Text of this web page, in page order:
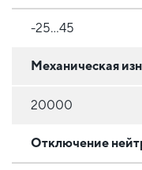
-25...45
Механическая
20000
Отключение